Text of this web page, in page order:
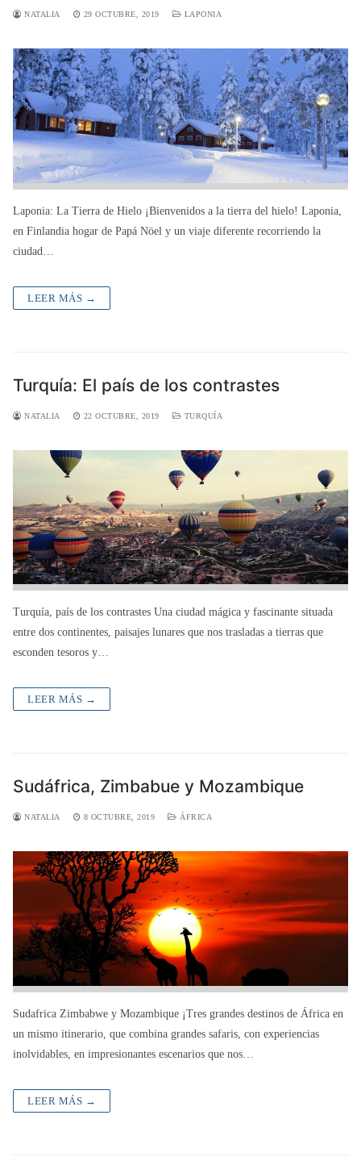
NATALIA 29 OCTUBRE, 2019 LAPONIA
Laponia: La Tierra de Hielo ¡Bienvenidos a la tierra del hielo! Laponia,
en Finlandia hogar de Papá Nöel y un viaje diferente recorriendo la
ciudad…
LEER MÁS →
Turquía: El país de los contrastes
NATALIA 22 OCTUBRE, 2019 TURQUÍA
Turquía, país de los contrastes Una ciudad mágica y fascinante situada
entre dos continentes, paisajes lunares que nos trasladas a tierras que
esconden tesoros y…
LEER MÁS →
Sudáfrica, Zimbabue y Mozambique
NATALIA 8 OCTUBRE, 2019 ÁFRICA
Sudafrica Zimbabwe y Mozambique ¡Tres grandes destinos de África en
un mismo itinerario, que combina grandes safaris, con experiencias
inolvidables, en impresionantes escenarios que nos…
LEER MÁS →